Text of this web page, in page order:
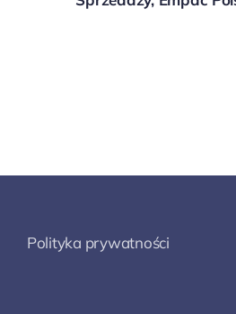
Polityka prywatności